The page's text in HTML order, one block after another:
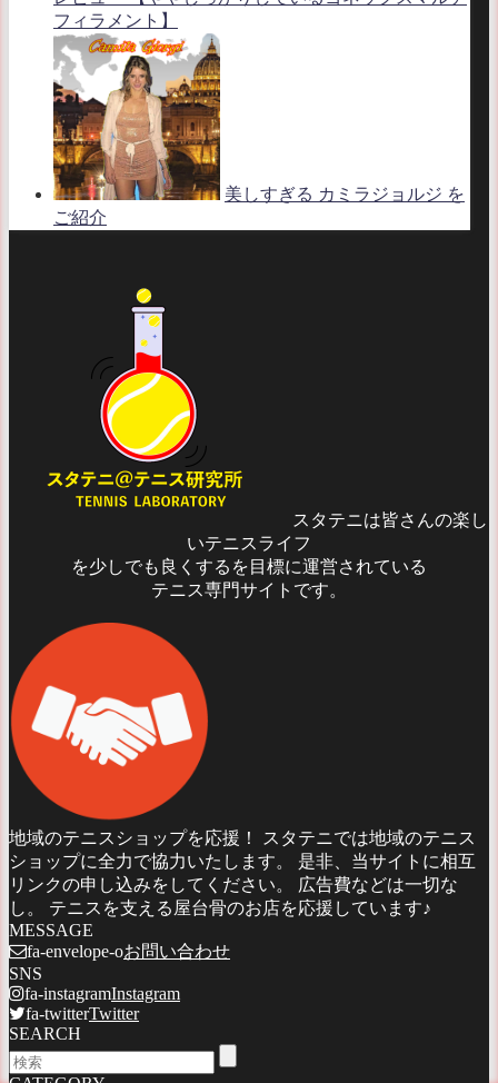
フィラメント】
美しすぎる カミラジョルジ を
ご紹介
スタテニは皆さんの楽し
いテニスライフ
を少しでも良くするを目標に運営されている
テニス専門サイトです。
地域のテニスショップを応援！ スタテニでは地域のテニス
ショップに全力で協力いたします。 是非、当サイトに相互
リンクの申し込みをしてください。 広告費などは一切な
し。 テニスを支える屋台骨のお店を応援しています♪
MESSAGE
fa-envelope-oお問い合わせ
SNS
fa-instagramInstagram
fa-twitterTwitter
SEARCH